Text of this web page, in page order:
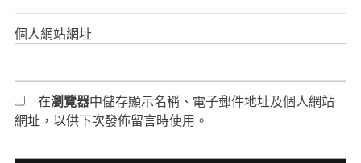
個人網站網址
在瀏覽器中儲存顯示名稱、電子郵件地址及個人網站
網址，以供下次發佈留言時使用。